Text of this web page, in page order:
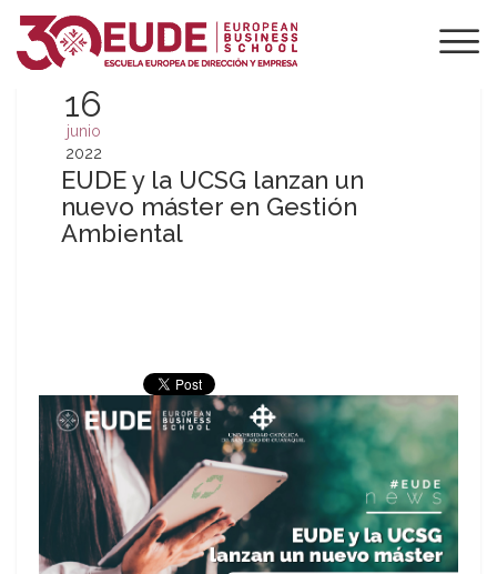
16
junio
2022
EUDE y la UCSG lanzan un
nuevo máster en Gestión
Ambiental